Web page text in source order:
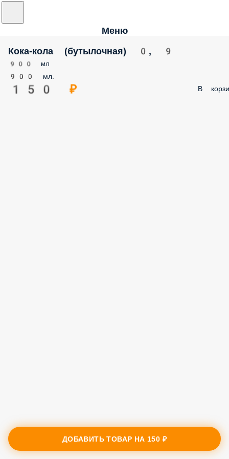
Меню
Кока-кола (бутылочная) 0, 9
900 мл
900 мл.
150 ₽ В
ДОБАВИТЬ ТОВАР НА 150 ₽